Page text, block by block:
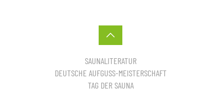
SAUNALITERATUR
DEUTSCHE AUFGUSS-MEISTERSCHAFT
TAG DER SAUNA